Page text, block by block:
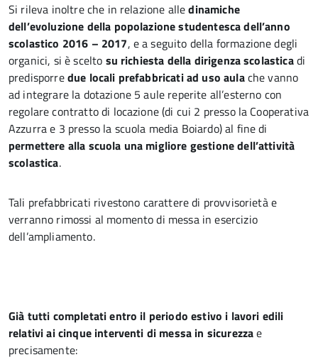
Si rileva inoltre che in relazione alledinamiche
dell’evoluzione della popolazione studentesca dell’anno
scolastico 2016 – 2017, e a seguito della formazione degli
organici, si è scelto su richiesta della dirigenza scolasticadi
predisporredue locali prefabbricati ad uso aulache vanno
ad integrare la dotazione 5 aule reperite all’esterno con
regolare contratto di locazione (di cui 2 presso la Cooperativa
Azzurra e 3 presso la scuola media Boiardo) al fine di
permettere alla scuola una migliore gestione dell’attività
scolastica.
Tali prefabbricati rivestono carattere di provvisorietà e
verranno rimossi al momento di messa in esercizio
dell’ampliamento.
Già tutti completati entro il periodo estivo i lavori edili
relativi ai cinque interventi di messa in sicurezzae
precisamente: